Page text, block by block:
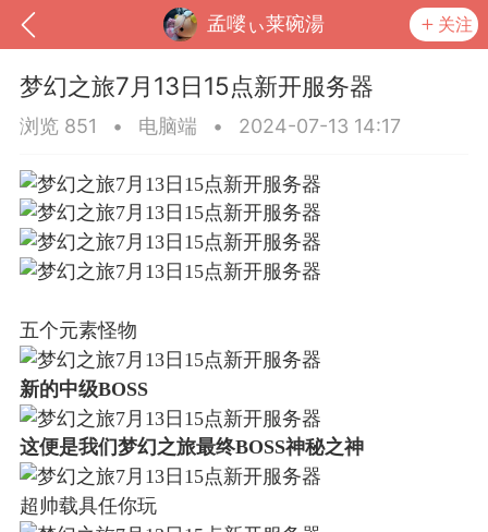
孟嘙ぃ莱碗湯 关注
我的钱包 道具 排行榜
MOD下载 攻略教程 联机招募
梦幻之旅7月13日15点新开服务器
浏览 851 • 电脑端 • 2024-07-13 14:17
五个元素怪物
新的中级BOSS
这便是我们梦幻之旅最终BOSS神秘之神
超帅载具任你玩